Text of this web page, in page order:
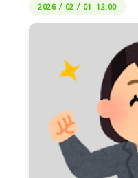
2026/ 02 / 01 12:00